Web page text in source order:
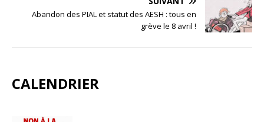
Abandon des PIAL et statut des AESH : tous en
grève le 8 avril !
CALENDRIER